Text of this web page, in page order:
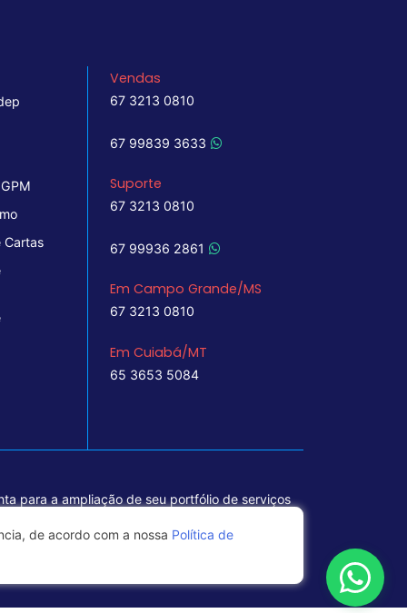
Cartas
Vendas
67 3213 0810
67 99839 3633
Suporte
67 3213 0810
67 99936 2861
Em Campo Grande/MS
67 3213 0810
Em Cuiabá/MT
65 3653 5084
para a ampliação de seu portfólio de serviços
de acordo com a nossa Política de